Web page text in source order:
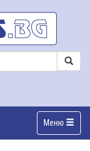
Меню